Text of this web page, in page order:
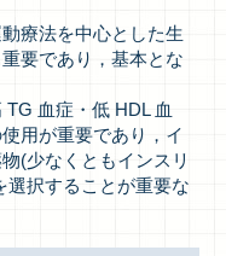
療法を中心とした生
要であり，基本とな
血症・低 HDL 血
用が重要であり，イ
(少なくともインスリ
選択することが重要な